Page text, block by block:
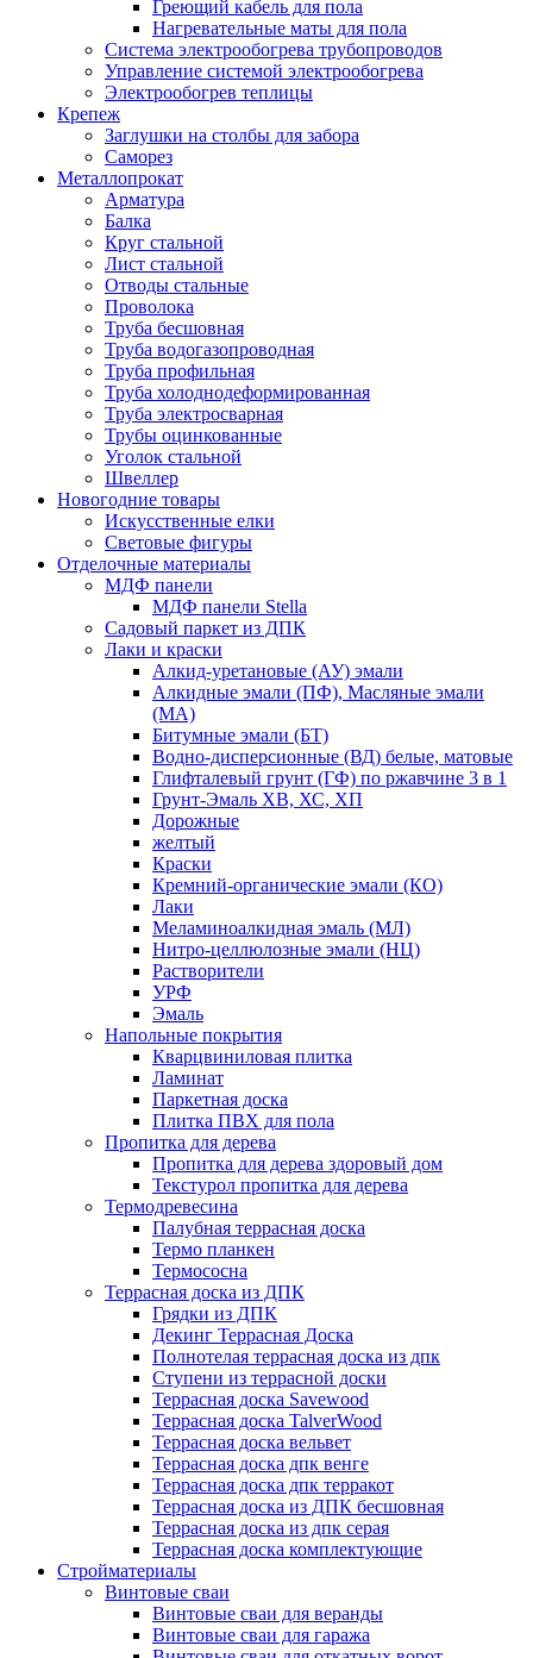
Греющий кабель для пола
Нагревательные маты для пола
Система электрообогрева трубопроводов
Управление системой электрообогрева
Электрообогрев теплицы
Крепеж
Заглушки на столбы для забора
Саморез
Металлопрокат
Арматура
Балка
Круг стальной
Лист стальной
Отводы стальные
Проволока
Труба бесшовная
Труба водогазопроводная
Труба профильная
Труба холоднодеформированная
Труба электросварная
Трубы оцинкованные
Уголок стальной
Швеллер
Новогодние товары
Искусственные елки
Световые фигуры
Отделочные материалы
МДФ панели
МДФ панели Stella
Садовый паркет из ДПК
Лаки и краски
Алкид-уретановые (АУ) эмали
Алкидные эмали (ПФ), Масляные эмали
(МА)
Битумные эмали (БТ)
Водно-дисперсионные (ВД) белые, матовые
Глифталевый грунт (ГФ) по ржавчине 3 в 1
Грунт-Эмаль ХВ, ХС, ХП
Дорожные
желтый
Краски
Кремний-органические эмали (КО)
Лаки
Меламиноалкидная эмаль (МЛ)
Нитро-целлюлозные эмали (НЦ)
Растворители
УРФ
Эмаль
Напольные покрытия
Кварцвиниловая плитка
Ламинат
Паркетная доска
Плитка ПВХ для пола
Пропитка для дерева
Пропитка для дерева здоровый дом
Текстурол пропитка для дерева
Термодревесина
Палубная террасная доска
Термо планкен
Термососна
Террасная доска из ДПК
Грядки из ДПК
Декинг Террасная Доска
Полнотелая террасная доска из дпк
Ступени из террасной доски
Террасная доска Savewood
Террасная доска TalverWood
Террасная доска вельвет
Террасная доска дпк венге
Террасная доска дпк терракот
Террасная доска из ДПК бесшовная
Террасная доска из дпк серая
Террасная доска комплектующие
Стройматериалы
Винтовые сваи
Винтовые сваи для веранды
Винтовые сваи для гаража